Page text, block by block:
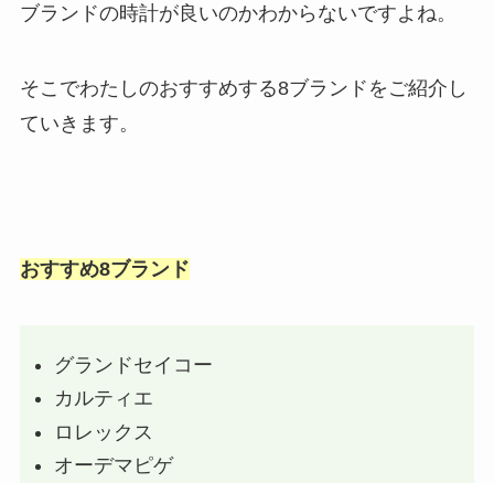
ブランドの時計が良いのかわからないですよね。
そこでわたしのおすすめする8ブランドをご紹介し
ていきます。
おすすめ8ブランド
グランドセイコー
カルティエ
ロレックス
オーデマピゲ